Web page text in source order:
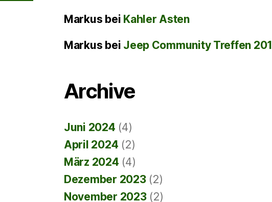
Markus bei Kahler Asten
Markus bei Jeep Community Treffen
Archive
Juni 2024 (4)
April 2024 (2)
März 2024 (4)
Dezember 2023(2)
November 2023(2)